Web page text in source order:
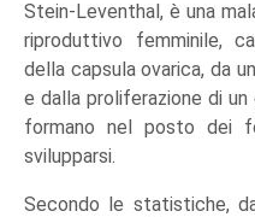
Stein-Leventhal, è una
riproduttivo femminile,
della capsula ovarica, da
e dalla proliferazione di
formano nel posto dei
svilupparsi.
Secondo le statistiche,